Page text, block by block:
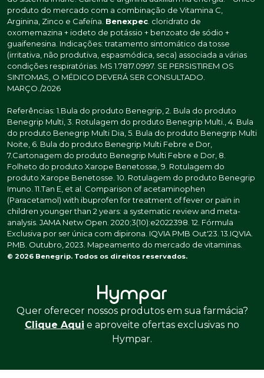
produto do mercado com a combinação de Vitamina C,
Arginina, Zinco e Cafeína. Benexpec . cloridrato de
oxomemazina + iodeto de potássio + benzoato de sódio +
guaifenesina. Indicações: tratamento sintomático da tosse
(irritativa, não produtiva, espasmódica, seca) associada a várias
condições respiratórias. MS 1.7817.0997. SE PERSISTIREM OS
SINTOMAS, O MÉDICO DEVERÁ SER CONSULTADO.
MARÇO./2026
Referências: 1.Bula do produto Benegrip, 2. Bula do produto
Benegrip Multi, 3. Rotulagem do produto Benegrip Multi., 4. Bula
do produto Benegrip Multi Dia, 5. Bula do produto Benegrip Multi
Noite, 6. Bula do produto Benegrip Multi Febre e Dor,
7.Cartonagem do produto Benegrip Multi Febre e Dor, 8.
Folheto do produto Xarope Benetosse, 9. Rotulagem do
produto Xarope Benetosse. 10. Rotulagem do produto Benegrip
Imuno. 11.Tan E, et al. Comparison of acetaminophen
(Paracetamol) with ibuprofen for treatment of fever or pain in
children younger than 2 years: a systematic review and meta-
analysis. JAMA Netw Open. 2020;3(10):e2022398. 12. Fórmula
Exclusiva por ser única com dipirona. IQVIA PMB Out'23. 13.IQVIA.
PMB. Outubro, 2023. Mapeamento do mercado de vitaminas.
© 2026 Benegrip. Todos os direitos reservados.
Quer oferecer nossos produtos em sua farmácia?
Clique Aqui e aproveite ofertas exclusivas no
Hympar.